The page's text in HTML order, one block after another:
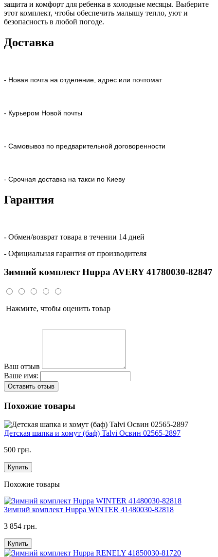
защита и комфорт для ребенка в холодные месяцы. Выберите
этот комплект, чтобы обеспечить малышу тепло, уют и
безопасность в любой погоде.
Доставка
- Новая почта на отделение, адрес или почтомат
- Курьером Новой почты
- Самовывоз по предварительной договоренности
- Срочная доставка на такси по Киеву
Гарантия
- Обмен/возврат товара в течении 14 дней
- Официальная гарантия от производителя
Зимний комплект Huppa AVERY 41780030-82847
Нажмите, чтобы оценить товар
Ваш отзыв
Ваше имя:
Оставить отзыв
Похожие товары
Детская шапка и хомут (баф) Talvi Освин 02565-2897
500 грн.
Купить
Похожие товары
Зимний комплект Huppa WINTER 41480030-82818
3 854 грн.
Купить